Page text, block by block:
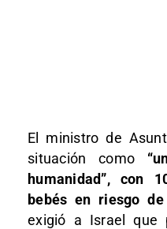
El ministro de
situación como
humanidad”, con
bebés en riesgo
exigió a Israel que